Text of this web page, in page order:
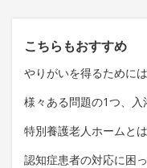
こちらもおすすめ
やりがいを得るためには
様々ある問題の1つ、入
特別養護老人ホームと
認知症患者の対応に困